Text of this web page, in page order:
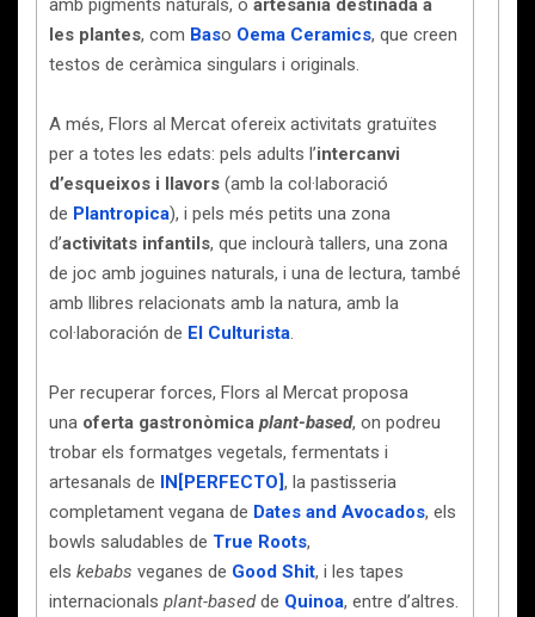
amb pigments naturals, o artesania destinada a
les plantes, com Baso Oema Ceramics, que creen
testos de ceràmica singulars i originals.
A més, Flors al Mercat ofereix activitats gratuïtes
per a totes les edats: pels adults l’intercanvi
d’esqueixos i llavors (amb la col·laboració
de Plantropica), i pels més petits una zona
d’activitats infantils, que inclourà tallers, una zona
de joc amb joguines naturals, i una de lectura, també
amb llibres relacionats amb la natura, amb la
col·laboración de El Culturista.
Per recuperar forces, Flors al Mercat proposa
una oferta gastronòmica plant-based, on podreu
trobar els formatges vegetals, fermentats i
artesanals de IN[PERFECTO], la pastisseria
completament vegana de Dates and Avocados, els
bowls saludables de True Roots,
els kebabs veganes de Good Shit, i les tapes
internacionals plant-basedde Quinoa, entre d’altres.